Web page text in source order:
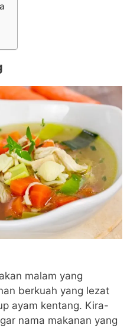
malam yang
berkuah yang lezat
ayam kentang. Kira-
nama makanan yang